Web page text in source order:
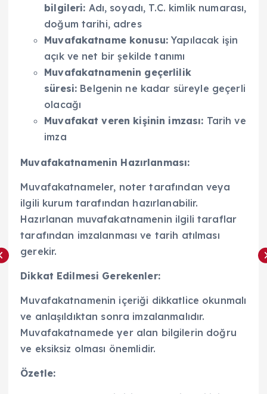
bilgileri: Adı, soyadı, T.C. kimlik numarası,
doğum tarihi, adres
Muvafakatname konusu: Yapılacak işin
açık ve net bir şekilde tanımı
Muvafakatnamenin geçerlilik
süresi: Belgenin ne kadar süreyle geçerli
olacağı
Muvafakat veren kişinin imzası: Tarih ve
imza
Muvafakatnamenin Hazırlanması:
Muvafakatnameler, noter tarafından veya
ilgili kurum tarafından hazırlanabilir.
Hazırlanan muvafakatnamenin ilgili taraflar
tarafından imzalanması ve tarih atılması
gerekir.
Dikkat Edilmesi Gerekenler:
Muvafakatnamenin içeriği dikkatlice okunmalı
ve anlaşıldıktan sonra imzalanmalıdır.
Muvafakatnamede yer alan bilgilerin doğru
ve eksiksiz olması önemlidir.
Özetle: